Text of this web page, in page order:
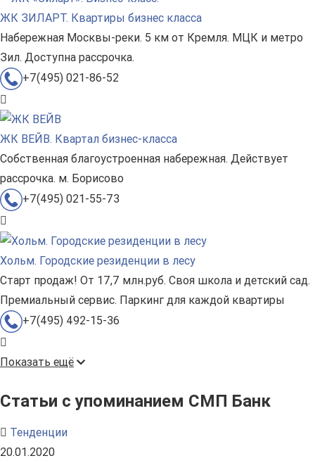
ЖК ЗИЛАРТ. Квартиры бизнес класса
Набережная Москвы-реки. 5 км от Кремля. МЦК и метро
Зил. Доступна рассрочка.
+7(495) 021-86-52
ЖК ВЕЙВ. Квартал бизнес-класса
Собственная благоустроенная набережная. Действует
рассрочка. м. Борисово
+7(495) 021-55-73
Хольм. Городские резиденции в лесу
Старт продаж! От 17,7 млн.руб. Своя школа и детский сад.
Премиальный сервис. Паркинг для каждой квартиры
+7(495) 492-15-36
Показать ещё
Статьи с упоминанием СМП Банк
Тенденции
20.01.2020